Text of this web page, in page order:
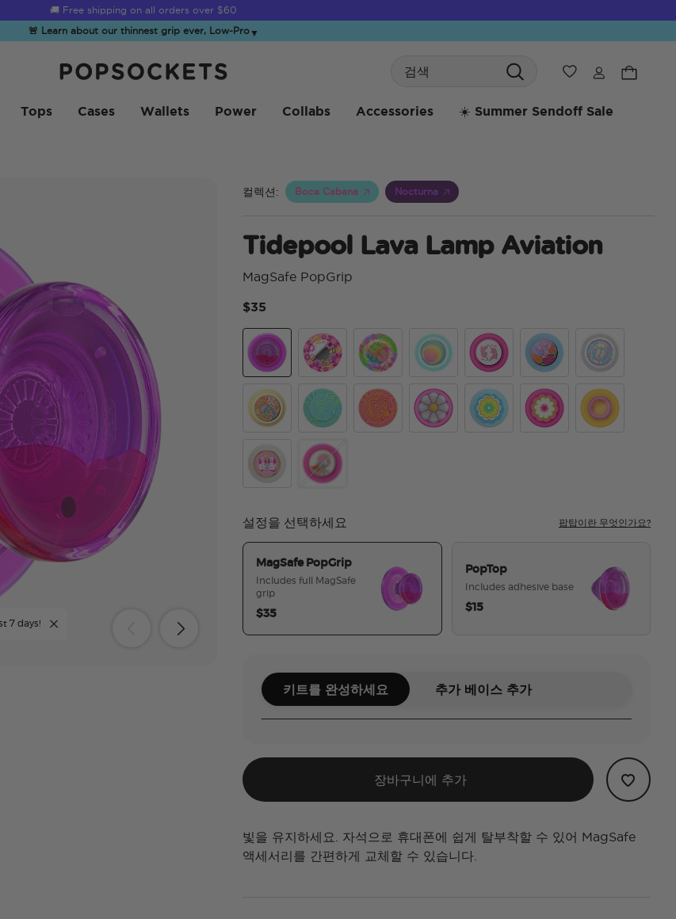
Summer Sendoff Sale is on 🚨 Up to 60% off
🚨 Learn about our thinnest grip ever, Low-Pro▼
위시리스트
Tops Cases Wallets Power Collabs Accessories ☀️ Summer Sendoff Sale
7 days!
컬렉션: Boca Cabana Nocturna
Tidepool Lava Lamp Aviation
MagSafe PopGrip
$35
설정을 선택하세요 팝탑이란 무엇인가요?
MagSafe PopGrip
Includes full MagSafe
grip
$35
PopTop
Includes adhesive base
$15
키트를 완성하세요 추가 베이스 추가
장바구니에 추가
빛을 유지하세요. 자석으로 휴대폰에 쉽게 탈부착할 수 있어 MagSafe
액세서리를 간편하게 교체할 수 있습니다.